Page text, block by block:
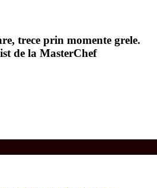
trece prin momente grele.
de la MasterChef